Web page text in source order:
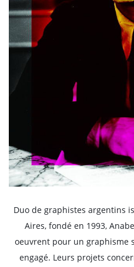
Duo de graphistes argentins
Aires, fondé en 1993,
oeuvrent pour un graphisme
engagé. Leurs projets